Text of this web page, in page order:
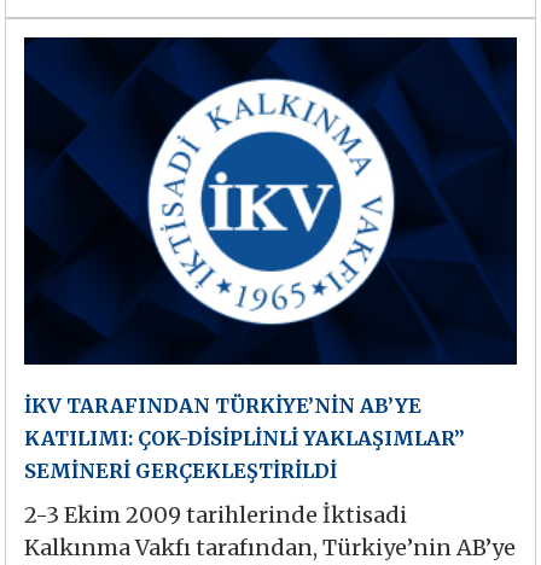
İKV TARAFINDAN TÜRKİYE’NİN AB’YE
KATILIMI: ÇOK-DİSİPLİNLİ YAKLAŞIMLAR”
SEMİNERİ GERÇEKLEŞTİRİLDİ
2-3 Ekim 2009 tarihlerinde İktisadi
Kalkınma Vakfı tarafından, Türkiye’nin AB’ye